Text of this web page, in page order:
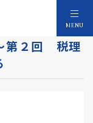
MENU
残り術～税法
第２回 税理